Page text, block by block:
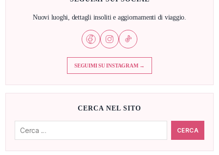
Nuovi luoghi, dettagli insoliti e aggiornamenti di viaggio.
SEGUIMI SU INSTAGRAM →
CERCA NEL SITO